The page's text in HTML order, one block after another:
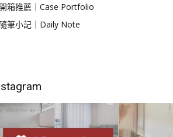
箱推薦｜Case Portfolio
筆小記｜Daily Note